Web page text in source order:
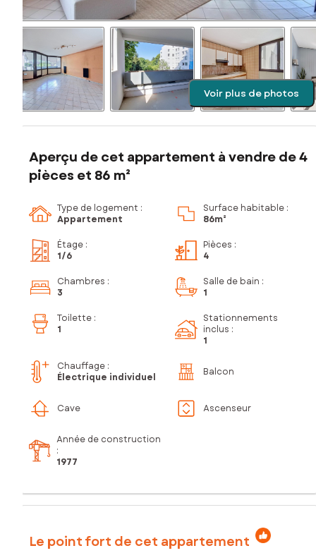
Voir plus de photos
Aperçu de cet appartement à vendre de 4
pièces et 86 m²
Type de logement :
Appartement
Surface habitable :
86m²
Étage :
1/6
Pièces :
4
Chambres :
3
Salle de bain :
1
Toilette :
1
Stationnements
inclus :
1
Chauffage :
Électrique individuel
Balcon
Cave Ascenseur
Année de construction
:
1977
Le point fort de cet appartement